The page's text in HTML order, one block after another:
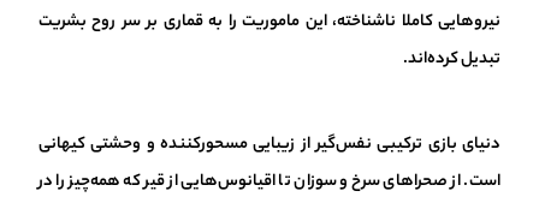
نیروهایی کاملا ناشناخته، این ماموریت را به قماری بر سر روح بشریت
تبدیل کرده‌اند.
دنیای بازی ترکیبی نفس‌گیر از زیبایی مسحورکننده و وحشتی کیهانی
است. از صحراهای سرخ و سوزان تا اقیانوس‌هایی از قیر که همه‌چیز را در